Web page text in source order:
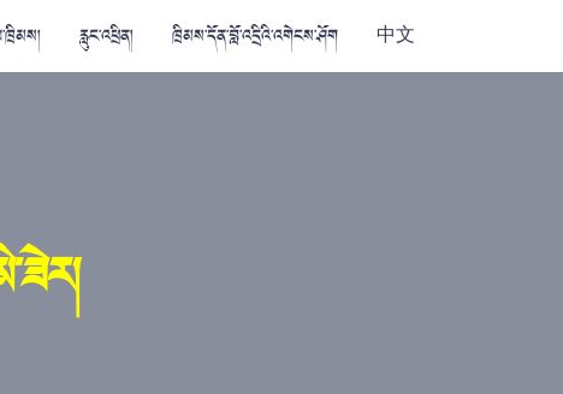
རླུང་འཕྲིན། ཁྲིམས་དོན་བློ་འདྲིའི་འགེངས་ཤོག 中文